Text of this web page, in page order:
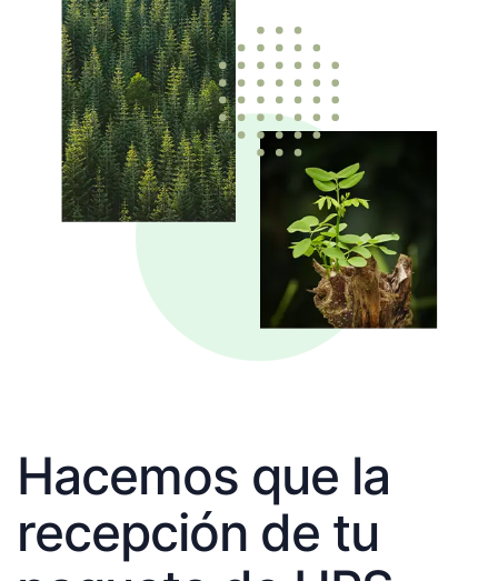
Hacemos que la
recepción de tu